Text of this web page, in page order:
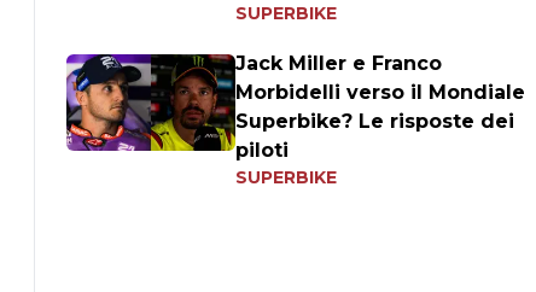
SUPERBIKE
Jack Miller e Franco
Morbidelli verso il Mondiale
Superbike? Le risposte dei
piloti
SUPERBIKE